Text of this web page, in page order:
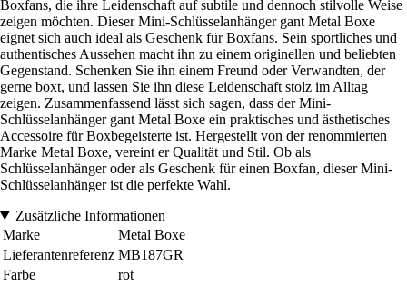
Boxfans, die ihre Leidenschaft auf subtile und dennoch stilvolle Weise
zeigen möchten. Dieser Mini-Schlüsselanhänger gant Metal Boxe
eignet sich auch ideal als Geschenk für Boxfans. Sein sportliches und
authentisches Aussehen macht ihn zu einem originellen und beliebten
Gegenstand. Schenken Sie ihn einem Freund oder Verwandten, der
gerne boxt, und lassen Sie ihn diese Leidenschaft stolz im Alltag
zeigen. Zusammenfassend lässt sich sagen, dass der Mini-
Schlüsselanhänger gant Metal Boxe ein praktisches und ästhetisches
Accessoire für Boxbegeisterte ist. Hergestellt von der renommierten
Marke Metal Boxe, vereint er Qualität und Stil. Ob als
Schlüsselanhänger oder als Geschenk für einen Boxfan, dieser Mini-
Schlüsselanhänger ist die perfekte Wahl.
Zusätzliche Informationen
Marke
Metal Boxe
Lieferantenreferenz MB187GR
Farbe
rot